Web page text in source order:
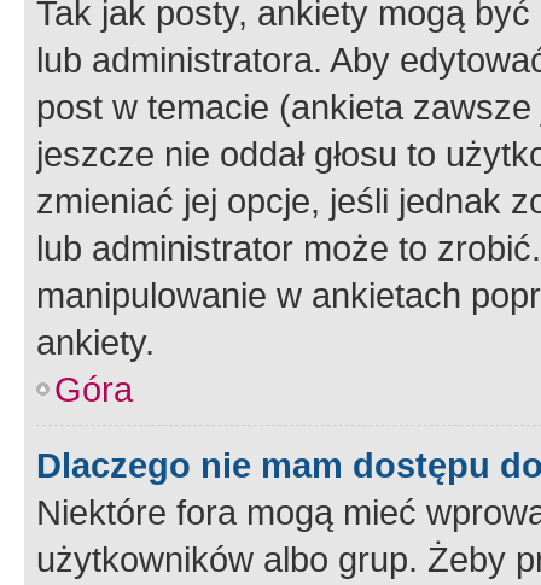
Tak jak posty, ankiety mogą
lub administratora. Aby
post w temacie (ankieta
jeszcze nie oddał głosu to
zmieniać jej opcje, jeśli jednak
lub administrator może to
manipulowanie w ankietach
ankiety.
Góra
Dlaczego nie mam dostępu
Niektóre fora mogą mieć
użytkowników albo grup. Żeby